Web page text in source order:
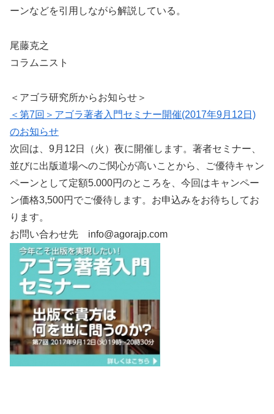
ーンなどを引用しながら解説している。
尾藤克之
コラムニスト
＜アゴラ研究所からお知らせ＞
＜第7回＞アゴラ著者入門セミナー開催(2017年9月12日)
のお知らせ
次回は、9月12日（火）夜に開催します。著者セミナー、
並びに出版道場へのご関心が高いことから、ご優待キャン
ペーンとして定額5.000円のところを、今回はキャンペー
ン価格3,500円でご優待します。お申込みをお待ちしてお
ります。
お問い合わせ先 info@agorajp.com